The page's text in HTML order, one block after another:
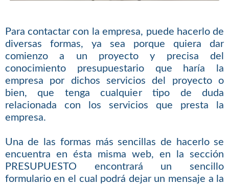
Para contactar con la empresa, puede hacerlo de
diversas formas, ya sea porque quiera dar
comienzo a un proyecto y precisa del
conocimiento presupuestario que haría la
empresa por dichos servicios del proyecto o
bien, que tenga cualquier tipo de duda
relacionada con los servicios que presta la
empresa.
Una de las formas más sencillas de hacerlo se
encuentra en ésta misma web, en la sección
PRESUPUESTO encontrará un sencillo
formulario en el cual podrá dejar un mensaje a la